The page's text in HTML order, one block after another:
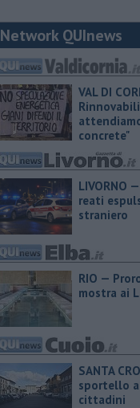
Network QUInews
VAL DI
concrete"
LIVORNO
reati
straniero
RIO —
mostra ai
SANTA
sportello
cittadini